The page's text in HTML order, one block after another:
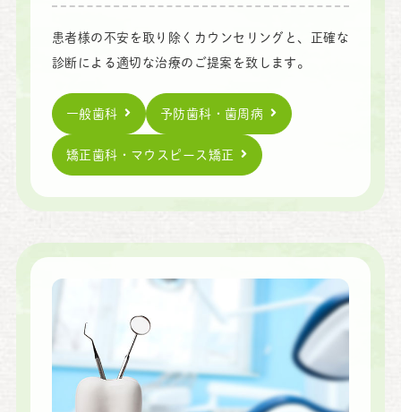
患者様の不安を取り除くカウンセリングと、正確な
診断による適切な治療のご提案を致します。
一般歯科 予防歯科・歯周病
矯正歯科・マウスピース矯正